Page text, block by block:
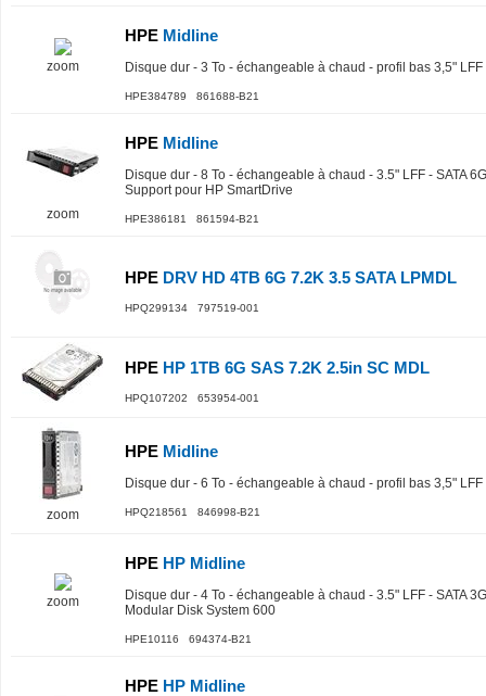
zoom
HPE Midline
Disque dur - 3 To - échangeable à chaud - profil bas 3,5" LFF
HPE384789 861688-B21
zoom
HPE Midline
Disque dur - 8 To - échangeable à chaud - 3.5" LFF - SATA
Support pour HP SmartDrive
HPE386181 861594-B21
HPE DRV HD 4TB 6G 7.2K 3.5 SATA LPMDL
HPQ299134 797519-001
HPE HP 1TB 6G SAS 7.2K 2.5in SC MDL
HPQ107202 653954-001
zoom
HPE Midline
Disque dur - 6 To - échangeable à chaud - profil bas 3,5"
HPQ218561 846998-B21
zoom
HPE HP Midline
Disque dur - 4 To - échangeable à chaud - 3.5" LFF - SATA
Modular Disk System 600
HPE10116 694374-B21
HPE HP Midline